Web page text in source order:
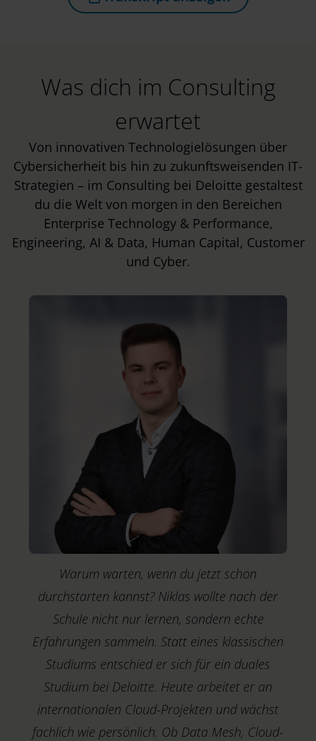
(öffnet in neuem Tab)
Was dich im Consulting
erwartet
Von innovativen Technologielösungen über
Cybersicherheit bis hin zu zukunftsweisenden IT-
Strategien – im Consulting bei Deloitte gestaltest
du die Welt von morgen in den Bereichen
Enterprise Technology & Performance,
Engineering, AI & Data, Human Capital, Customer
und Cyber.
Warum warten, wenn du jetzt schon
durchstarten kannst? Niklas wollte nach der
Schule nicht nur lernen, sondern echte
Erfahrungen sammeln. Statt eines klassischen
Studiums entschied er sich für ein duales
Studium bei Deloitte. Heute arbeitet er an
internationalen Cloud-Projekten und wächst
fachlich wie persönlich. Ob Data Mesh, Cloud-